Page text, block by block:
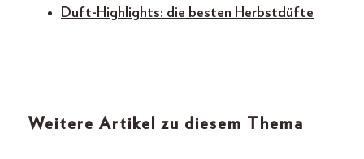
Duft-Highlights: die besten Herbstdüfte
Weitere Artikel zu diesem Thema